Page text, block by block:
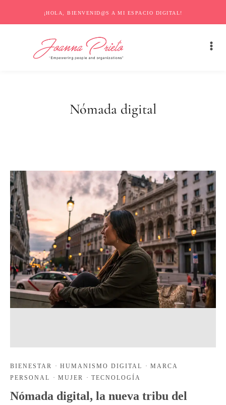
¡HOLA, BIENVENID@S A MI ESPACIO DIGITAL!
Nómada digital
BIENESTAR · HUMANISMO DIGITAL · MARCA
PERSONAL
· MUJER · TECNOLOGÍA
Nómada digital, la nueva tribu del